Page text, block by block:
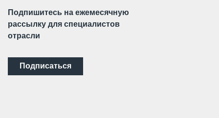
Подпишитесь на ежемесячную
рассылку для специалистов
отрасли
Подписаться